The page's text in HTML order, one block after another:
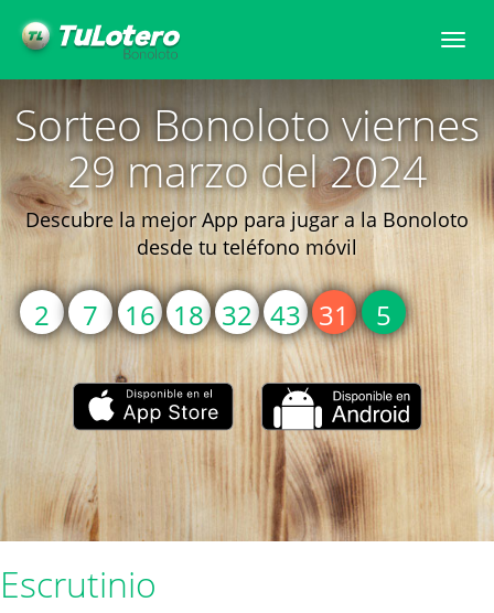
Sorteo Bonoloto viernes
29 marzo del 2024
Descubre la mejor App para jugar a la Bonoloto
desde tu teléfono móvil
2 7 16 18 32 43 31 5
Escrutinio